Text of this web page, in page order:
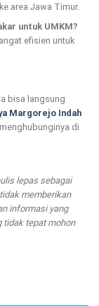
area Jawa Timur.
untuk UMKM?
efisien untuk
bisa langsung
Margorejo Indah
di
lepas sebagai
memberikan
informasi yang
tidak tepat mohon